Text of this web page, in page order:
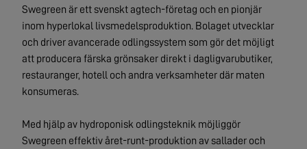
Swegreen är ett svenskt agtech-företag och en pionjär
inom hyperlokal livsmedelsproduktion. Bolaget utvecklar
och driver avancerade odlingssystem som gör det möjligt
att producera färska grönsaker direkt i dagligvarubutiker,
restauranger, hotell och andra verksamheter där maten
konsumeras.
Med hjälp av hydroponisk odlingsteknik möjliggör
Swegreen effektiv året-runt-produktion av sallader och